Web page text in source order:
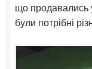
що продавались
були потрібні